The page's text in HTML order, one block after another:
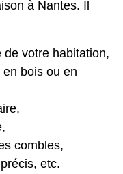
à Nantes. Il
de votre habitation,
bois ou en
combles,
etc.